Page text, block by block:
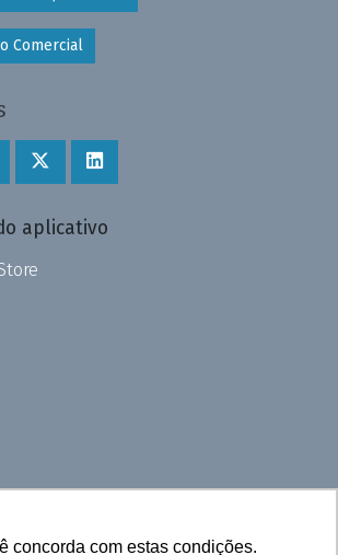
concorda com estas condições.
Comercial
aplicativo